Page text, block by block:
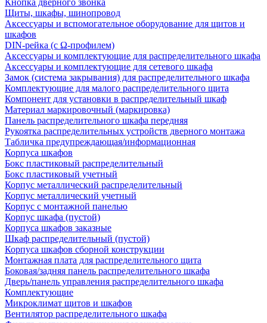
Кнопка дверного звонка
Щиты, шкафы, шинопровод
Аксессуары и вспомогательное оборудование для щитов и
шкафов
DIN-рейка (с Ω-профилем)
Аксессуары и комплектующие для распределительного шкафа
Аксессуары и комплектующие для сетевого шкафа
Замок (система закрывания) для распределительного шкафа
Комплектующие для малого распределительного щита
Компонент для установки в распределительный шкаф
Материал маркировочный (маркировка)
Панель распределительного шкафа передняя
Рукоятка распределительных устройств дверного монтажа
Табличка предупреждающая/информационная
Корпуса шкафов
Бокс пластиковый распределительный
Бокс пластиковый учетный
Корпус металлический распределительный
Корпус металлический учетный
Корпус с монтажной панелью
Корпус шкафа (пустой)
Корпуса шкафов заказные
Шкаф распределительный (пустой)
Корпуса шкафов сборной конструкции
Монтажная плата для распределительного щита
Боковая/задняя панель распределительного шкафа
Дверь/панель управления распределительного шкафа
Комплектующие
Микроклимат щитов и шкафов
Вентилятор распределительного шкафа